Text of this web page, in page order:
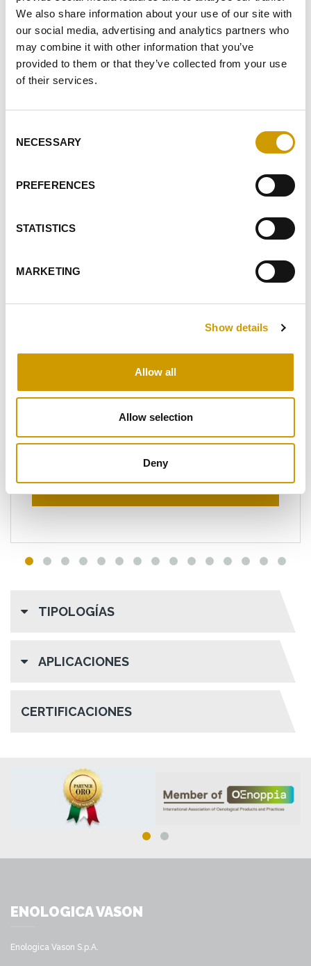
We also share information about your use of our site with
our social media, advertising and analytics partners who
may combine it with other information that you’ve
provided to them or that they’ve collected from your use
of their services.
Selection
NECESSARY
PREFERENCES
STATISTICS
MARKETING
Show details
Allow all
Allow selection
Deny
INFORMACIÓN
DOY MI CONSENTIMIENTO PARA LAS ACTIVIDADES DE
ELABORACIÓN DE PERFILES
EVIDENTES
RELACIONADOS
PROX
TIPOLOGÍAS
APLICACIONES
CERTIFICACIONES
ENOLOGICA VASON
Enologica Vason S.p.A.